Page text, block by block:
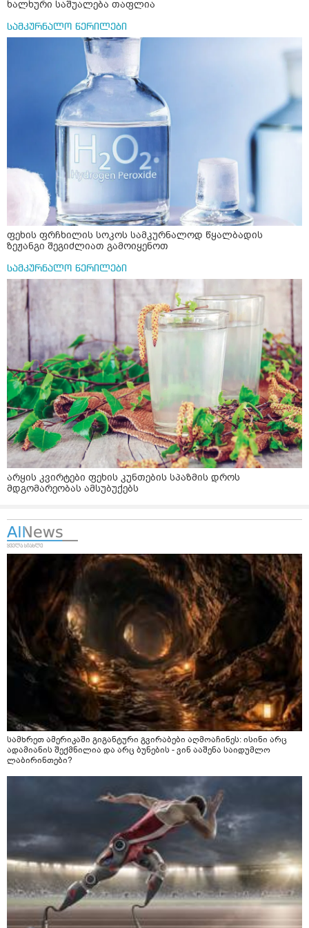
ხალხური საშუალება თაფლია
სამკურნალო წერილები
ფეხის ფრჩხილის სოკოს სამკურნალოდ წყალბადის
ზეჟანგი შეგიძლიათ გამოიყენოთ
სამკურნალო წერილები
არყის კვირტები ფეხის კუნთების სპაზმის დროს
მდგომარეობას ამსუბუქებს
სამხრეთ ამერიკაში გიგანტური გვირაბები აღმოაჩინეს: ისინი არც
ადამიანის შექმნილია და არც ბუნების - ვინ ააშენა საიდუმლო
ლაბირინთები?